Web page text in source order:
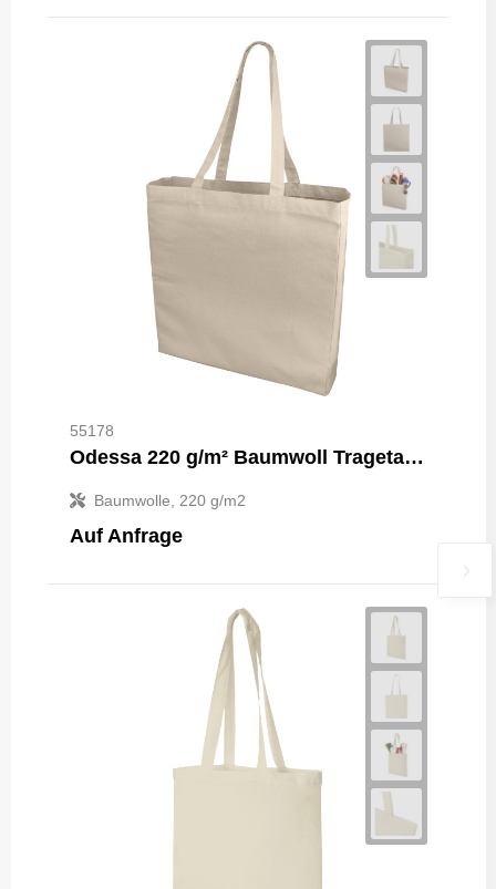
55178
Odessa 220 g/m² Baumwoll Tragetasche 13L
Baumwolle, 220 g/m2
Auf Anfrage